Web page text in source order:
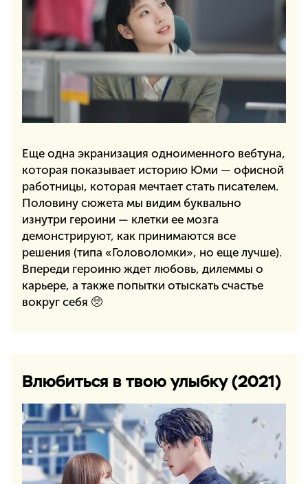
Еще одна экранизация одноименного вебтуна,
которая показывает историю Юми — офисной
работницы, которая мечтает стать писателем.
Половину сюжета мы видим буквально
изнутри героини — клетки ее мозга
демонстрируют, как принимаются все
решения (типа «Головоломки», но еще лучше).
Впереди героиню ждет любовь, дилеммы о
карьере, а также попытки отыскать счастье
вокруг себя 🥺
Влюбиться в твою улыбку (2021)